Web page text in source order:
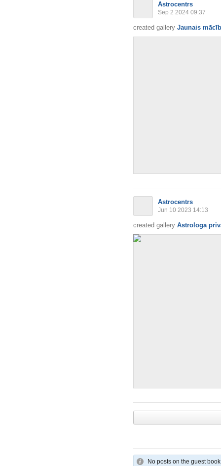
Astrocentrs
Sep 2 2024 09:37
created gallery Jaunais
Astrocentrs
Jun 10 2023 14:13
created gallery Astrologa
No posts on the guest book